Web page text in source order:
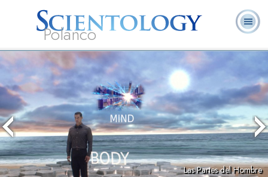
Polanco
Hubbard
¿Qué es
Scientology?
Las Partes del Hombre